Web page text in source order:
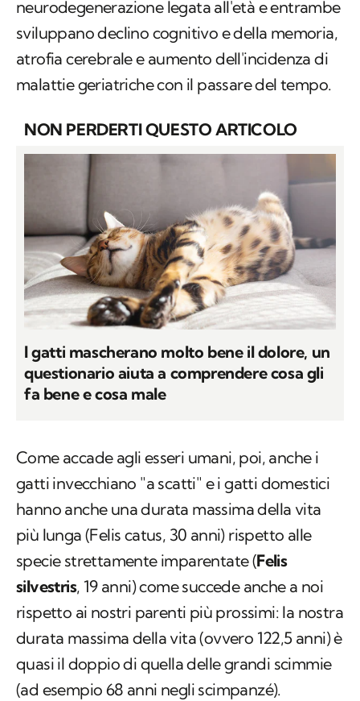
neurodegenerazione legata all'età e entrambe
sviluppano declino cognitivo e della memoria,
atrofia cerebrale e aumento dell'incidenza di
malattie geriatriche con il passare del tempo.
NON PERDERTI QUESTO ARTICOLO
I gatti mascherano molto bene il dolore, un
questionario aiuta a comprendere cosa gli
fa bene e cosa male
Come accade agli esseri umani, poi, anche i
gatti invecchiano "a scatti" e i gatti domestici
hanno anche una durata massima della vita
più lunga (Felis catus, 30 anni) rispetto alle
specie strettamente imparentate (Felis
silvestris, 19 anni) come succede anche a noi
rispetto ai nostri parenti più prossimi: la nostra
durata massima della vita (ovvero 122,5 anni) è
quasi il doppio di quella delle grandi scimmie
(ad esempio 68 anni negli scimpanzé).